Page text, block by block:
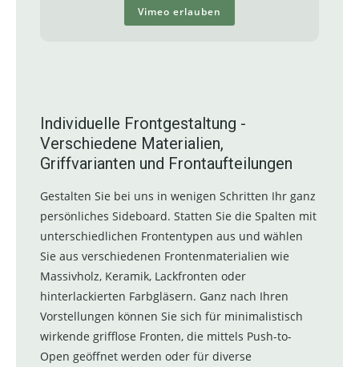
Vimeo erlauben
Individuelle Frontgestaltung -
Verschiedene Materialien,
Griffvarianten und Frontaufteilungen
Gestalten Sie bei uns in wenigen Schritten Ihr ganz
persönliches Sideboard. Statten Sie die Spalten mit
unterschiedlichen Frontentypen aus und wählen
Sie aus verschiedenen Frontenmaterialien wie
Massivholz, Keramik, Lackfronten oder
hinterlackierten Farbgläsern. Ganz nach Ihren
Vorstellungen können Sie sich für minimalistisch
wirkende grifflose Fronten, die mittels Push-to-
Open geöffnet werden oder für diverse